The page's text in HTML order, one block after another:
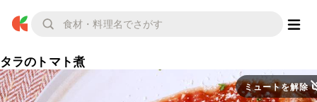
タラのトマト煮
ミュートを解除